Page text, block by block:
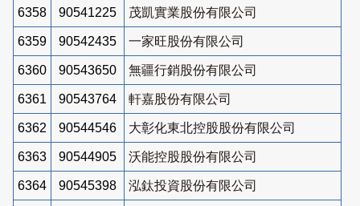
6358 90541225 茂凱實業股份有限公司
6359 90542435 一家旺股份有限公司
6360 90543650 無疆行銷股份有限公司
6361 90543764 軒嘉股份有限公司
6362 90544546 大彰化東北控股股份有限公司
6363 90544905 沃能控股股份有限公司
6364 90545398 泓鈦投資股份有限公司